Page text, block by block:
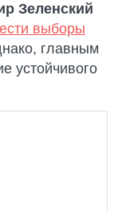
Зеленский
выборы
главным
устойчивого